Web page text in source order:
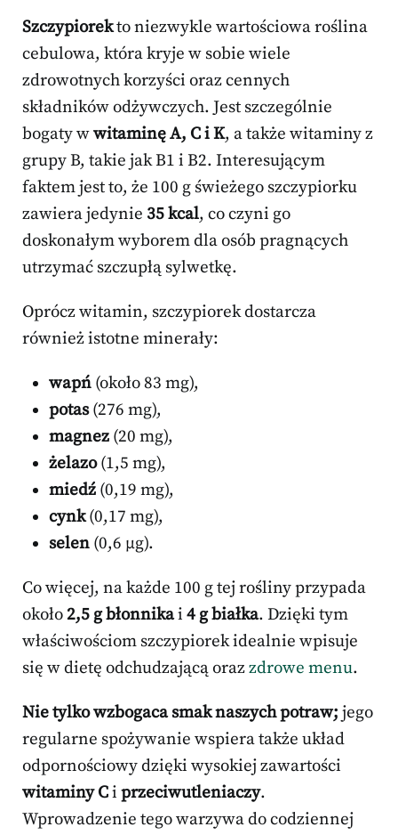
Szczypiorekto niezwykle wartościowa roślina
cebulowa, która kryje w sobie wiele
zdrowotnych korzyści oraz cennych
składników odżywczych. Jest szczególnie
bogaty wwitaminę A, C i K, a także witaminy z
grupy B, takie jak B1 i B2. Interesującym
faktem jest to, że 100 g świeżego szczypiorku
zawiera jedynie 35 kcal, co czyni go
doskonałym wyborem dla osób pragnących
utrzymać szczupłą sylwetkę.
Oprócz witamin, szczypiorek dostarcza
również istotne minerały:
wapń (około 83 mg),
potas(276 mg),
magnez (20 mg),
żelazo(1,5 mg),
miedź (0,19 mg),
cynk(0,17 mg),
selen (0,6 µg).
Co więcej, na każde 100 g tej rośliny przypada
około 2,5 g błonnikai 4 g białka. Dzięki tym
właściwościom szczypiorek idealnie wpisuje
się w dietę odchudzającą orazzdrowe menu.
Nie tylko wzbogaca smak naszych potraw; jego
regularne spożywanie wspiera także układ
odpornościowy dzięki wysokiej zawartości
witaminy Ci przeciwutleniaczy.
Wprowadzenie tego warzywa do codziennej